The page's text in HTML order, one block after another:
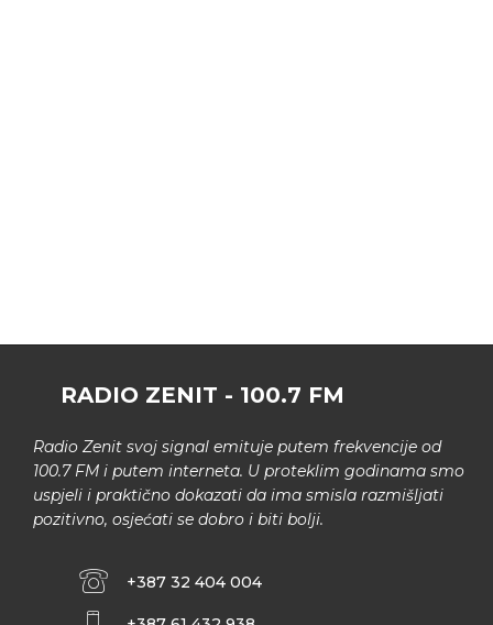
RADIO ZENIT - 100.7 FM
Radio Zenit svoj signal emituje putem frekvencije od
100.7 FM i putem interneta. U proteklim godinama smo
uspjeli i praktično dokazati da ima smisla razmišljati
pozitivno, osjećati se dobro i biti bolji.
+387 32 404 004